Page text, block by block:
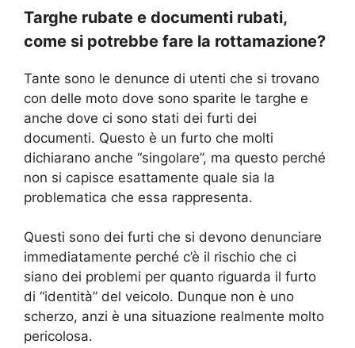
Targhe rubate e documenti rubati,
come si potrebbe fare la rottamazione?
Tante sono le denunce di utenti che si trovano
con delle moto dove sono sparite le targhe e
anche dove ci sono stati dei furti dei
documenti. Questo è un furto che molti
dichiarano anche “singolare”, ma questo perché
non si capisce esattamente quale sia la
problematica che essa rappresenta.
Questi sono dei furti che si devono denunciare
immediatamente perché c’è il rischio che ci
siano dei problemi per quanto riguarda il furto
di “identità” del veicolo. Dunque non è uno
scherzo, anzi è una situazione realmente molto
pericolosa.